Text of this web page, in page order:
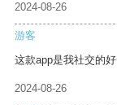
2024-08-26
游客
这款app是我社交的
2024-08-26